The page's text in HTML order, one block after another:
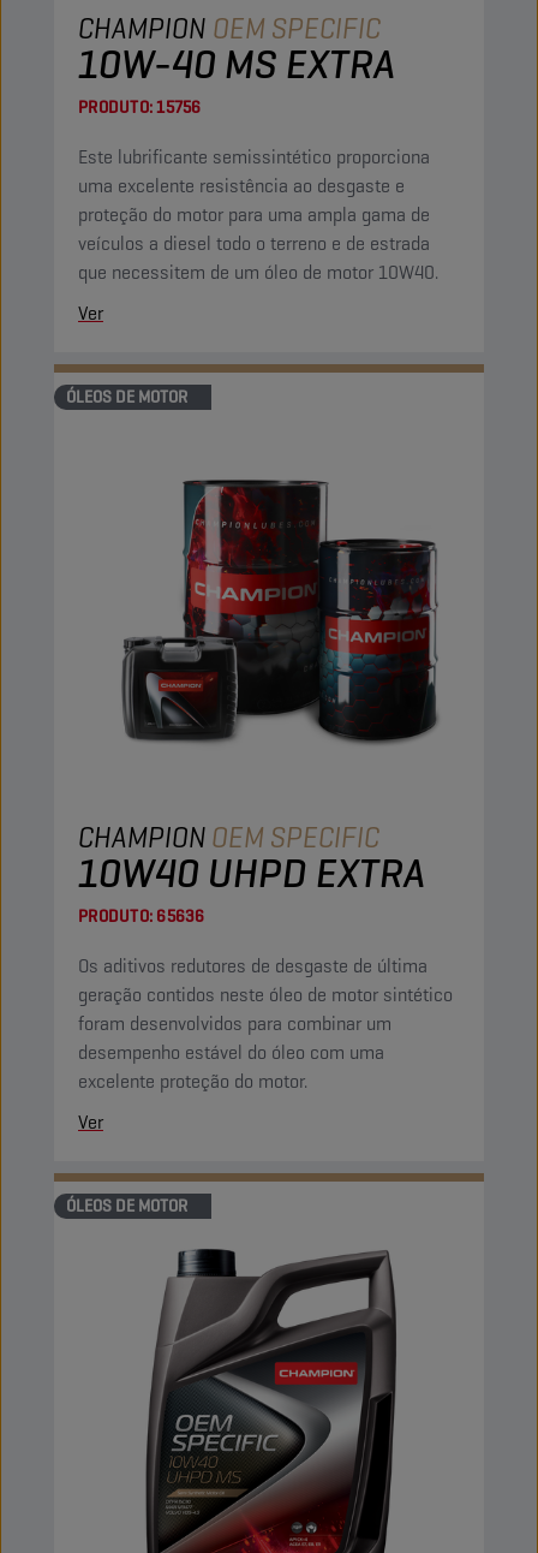
CHAMPION OEM SPECIFIC
10W-40 MS EXTRA
PRODUTO:15756
Este lubrificante semissintético proporciona
uma excelente resistência ao desgaste e
proteção do motor para uma ampla gama de
veículos a diesel todo o terreno e de estrada
que necessitem de um óleo de motor 10W40.
Ver
ÓLEOS DE MOTOR
CHAMPIONOEM SPECIFIC
10W40 UHPD EXTRA
PRODUTO: 65636
Os aditivos redutores de desgaste de última
geração contidos neste óleo de motor sintético
foram desenvolvidos para combinar um
desempenho estável do óleo com uma
excelente proteção do motor.
Ver
ÓLEOS DE MOTOR